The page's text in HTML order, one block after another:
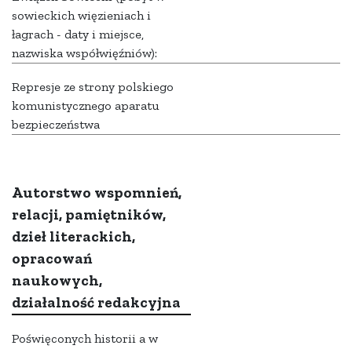
sowieckich więzieniach i
łagrach - daty i miejsce,
nazwiska współwięźniów):
Represje ze strony polskiego
komunistycznego aparatu
bezpieczeństwa
Autorstwo wspomnień,
relacji, pamiętników,
dzieł literackich,
opracowań
naukowych,
działalność redakcyjna
Poświęconych historii a w